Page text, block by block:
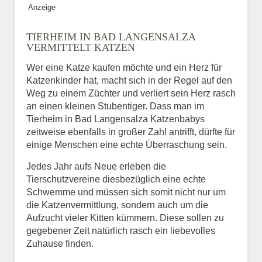
BILD HOCHLADEN
Vermisst seit
Ort des Verschwindens
Anzeige
TIERHEIM IN BAD LANGENSALZA
VERMITTELT KATZEN
Wer eine Katze kaufen möchte und ein Herz für
Katzenkinder hat, macht sich in der Regel auf den
Weg zu einem Züchter und verliert sein Herz rasch
an einen kleinen Stubentiger. Dass man im
Tierheim in Bad Langensalza Katzenbabys
zeitweise ebenfalls in großer Zahl antrifft, dürfte für
einige Menschen eine echte Überraschung sein.
Jedes Jahr aufs Neue erleben die
Tierschutzvereine diesbezüglich eine echte
Schwemme und müssen sich somit nicht nur um
die Katzenvermittlung, sondern auch um die
Aufzucht vieler Kitten kümmern. Diese sollen zu
gegebener Zeit natürlich rasch ein liebevolles
Zuhause finden.